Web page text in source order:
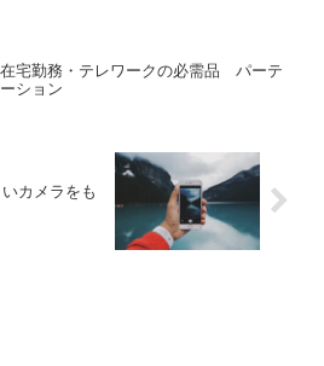
在宅勤務・テレワークの必需品 パーテ
ーション
カメラをも